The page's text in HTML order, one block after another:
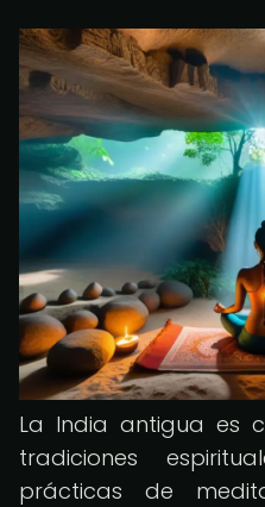
La India antigua es
tradiciones
prácticas de